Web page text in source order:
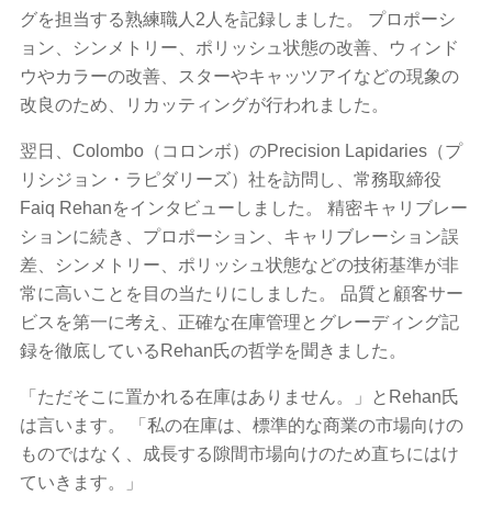
グを担当する熟練職人2人を記録しました。 プロポーシ
ョン、シンメトリー、ポリッシュ状態の改善、ウィンド
ウやカラーの改善、スターやキャッツアイなどの現象の
改良のため、リカッティングが行われました。
翌日、Colombo（コロンボ）のPrecision Lapidaries（プ
リシジョン・ラピダリーズ）社を訪問し、常務取締役
Faiq Rehanをインタビューしました。 精密キャリブレー
ションに続き、プロポーション、キャリブレーション誤
差、シンメトリー、ポリッシュ状態などの技術基準が非
常に高いことを目の当たりにしました。 品質と顧客サー
ビスを第一に考え、正確な在庫管理とグレーディング記
録を徹底しているRehan氏の哲学を聞きました。
「ただそこに置かれる在庫はありません。」とRehan氏
は言います。 「私の在庫は、標準的な商業の市場向けの
ものではなく、成長する隙間市場向けのため直ちにはけ
ていきます。」